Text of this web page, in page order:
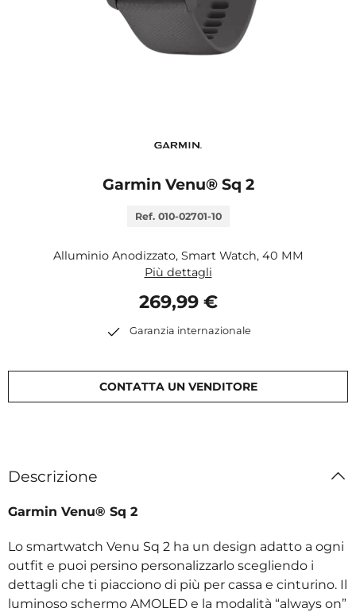
Garmin Venu® Sq 2
Ref. 010-02701-10
Alluminio Anodizzato, Smart Watch, 40 MM
Più dettagli
269,99 €
Garanzia internazionale
CONTATTA UN VENDITORE
Descrizione
Garmin Venu® Sq 2
Lo smartwatch Venu Sq 2 ha un design adatto a ogni
outfit e puoi persino personalizzarlo scegliendo i
dettagli che ti piacciono di più per cassa e cinturino. Il
luminoso schermo AMOLED e la modalità “always on”